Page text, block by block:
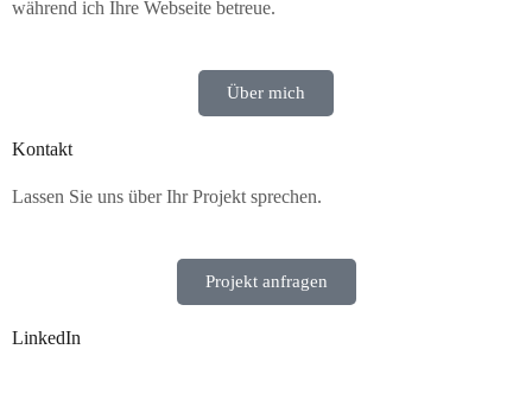
während ich Ihre Webseite betreue.
Über mich
Kontakt
Lassen Sie uns über Ihr Projekt sprechen.
Projekt anfragen
LinkedIn